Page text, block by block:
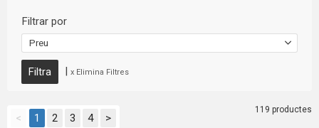
Filtrar por
Preu
| x Elimina Filtres
< 1 2 3 4 >
119 productes